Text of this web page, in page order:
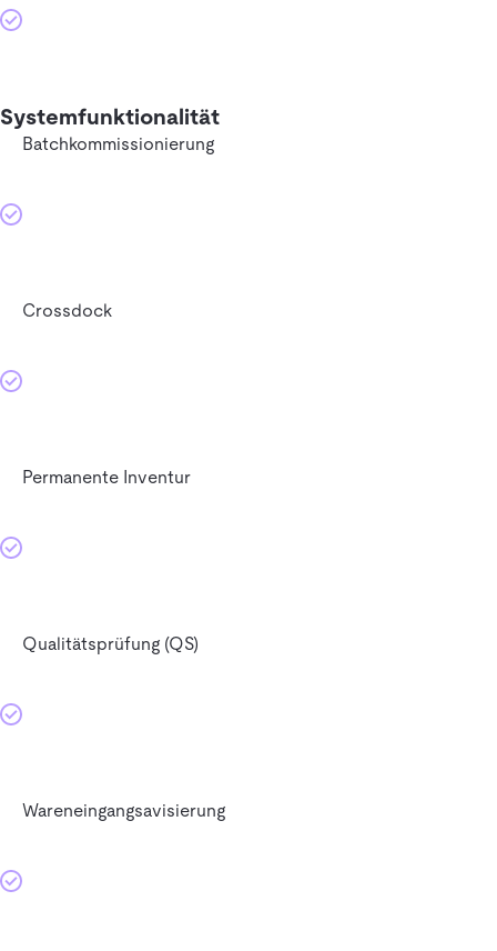
Systemfunktionalität
Batchkommissionierung
Crossdock
Permanente Inventur
Qualitätsprüfung (QS)
Wareneingangsavisierung